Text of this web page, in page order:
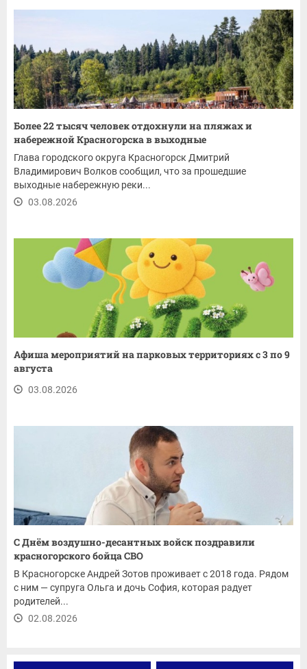
Более 22 тысяч человек отдохнули на пляжах и
набережной Красногорска в выходные
Глава городского округа Красногорск Дмитрий
Владимирович Волков сообщил, что за прошедшие
выходные набережную реки...
03.08.2026
Афиша мероприятий на парковых территориях с 3 по 9
августа
03.08.2026
С Днём воздушно-десантных войск поздравили
красногорского бойца СВО
В Красногорске Андрей Зотов проживает с 2018 года. Рядом
с ним — супруга Ольга и дочь София, которая радует
родителей...
02.08.2026